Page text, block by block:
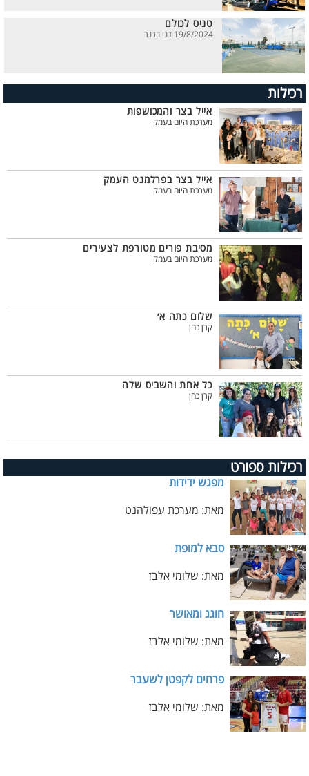
טניס לכולם
19/8/2024 דני ברנר
רכילות
אייל בצר והמכושפות
מערכת היום בעמק
אייל בצר בפרלמנט העמק
מערכת היום בעמק
מסיבת פורים מטורפת לצעירים
מערכת היום בעמק
שלום כתה א׳
קרן כהן
כל אחת והשביס שלה
קרן כהן
רכילות ספורט
מפגש ידידות
מאת: מערכת עפולהנט
סבא למופת
מאת: שלומי אלבז
חוגג ומאושר
מאת: שלומי אלבז
פרחים לקפטן לשעבר
מאת: שלומי אלבז